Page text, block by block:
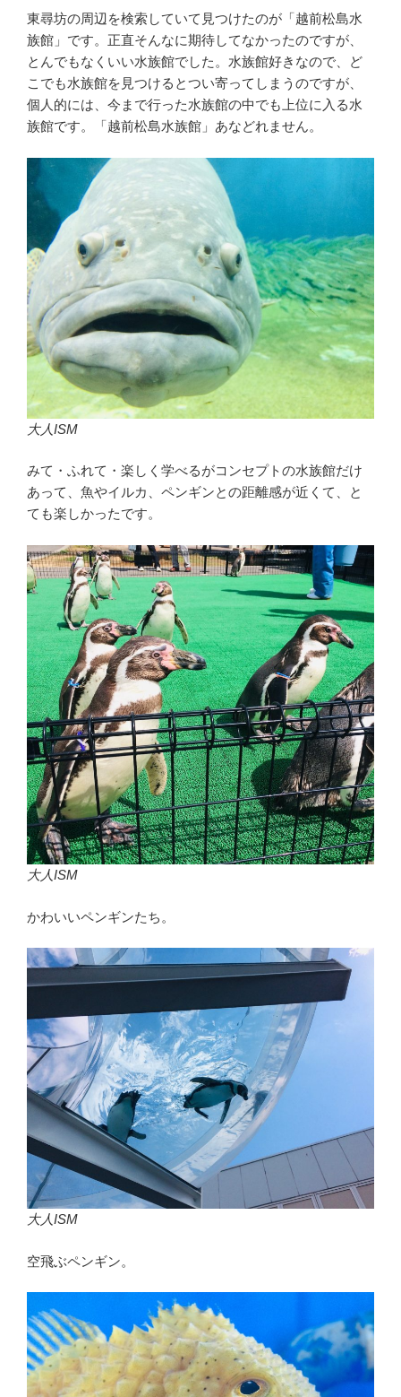
東尋坊の周辺を検索していて見つけたのが「越前松島水
族館」です。正直そんなに期待してなかったのですが、
とんでもなくいい水族館でした。水族館好きなので、ど
こでも水族館を見つけるとつい寄ってしまうのですが、
個人的には、今まで行った水族館の中でも上位に入る水
族館です。「越前松島水族館」あなどれません。
大人ISM
みて・ふれて・楽しく学べるがコンセプトの水族館だけ
あって、魚やイルカ、ペンギンとの距離感が近くて、と
ても楽しかったです。
大人ISM
かわいいペンギンたち。
大人ISM
空飛ぶペンギン。